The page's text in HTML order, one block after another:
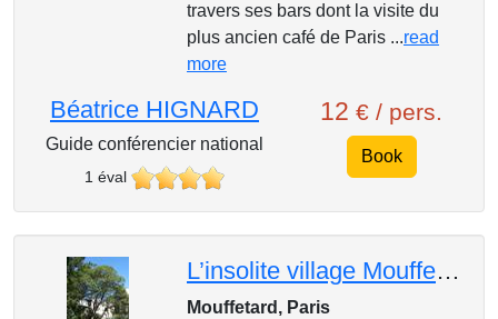
travers ses bars dont la visite du
plus ancien café de Paris ...read
more
Béatrice HIGNARD
Guide conférencier national
1 éval
12 € / pers.
Book
L’insolite village Mouffetard au cœur du vieux Paris
Mouffetard, Paris